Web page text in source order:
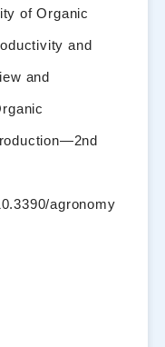
of Organic
and
and
agronomy